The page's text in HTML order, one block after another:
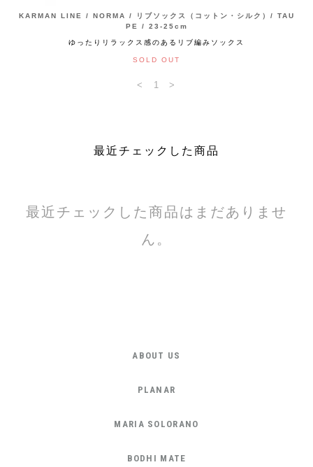
KARMAN LINE / NORMA / リブソックス（コットン・シルク）/ TAU
PE / 23-25cm
ゆったりリラックス感のあるリブ編みソックス
SOLD OUT
< 1 >
最近チェックした商品
最近チェックした商品はまだありませ
ん。
ABOUT US
PLANAR
MARIA SOLORANO
BODHI MATE